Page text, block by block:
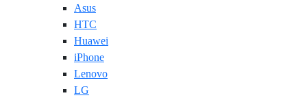
Asus
HTC
Huawei
iPhone
Lenovo
LG